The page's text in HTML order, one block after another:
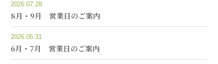
2026.07.28
8月・9月 営業日のご案内
2026.05.31
6月・7月 営業日のご案内